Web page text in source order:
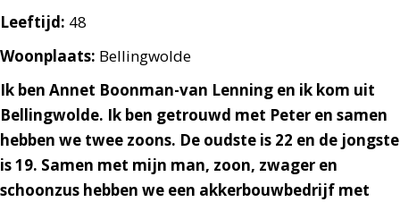
Ik ben Annet Boonman-van Lenning en ik kom uit
Bellingwolde. Ik ben getrouwd met Peter en samen
hebben we twee zoons. De oudste is 22 en de jongste
is 19. Samen met mijn man, zoon, zwager en
schoonzus hebben we een akkerbouwbedrijf met
Leeftijd: 48
Woonplaats: Bellingwolde